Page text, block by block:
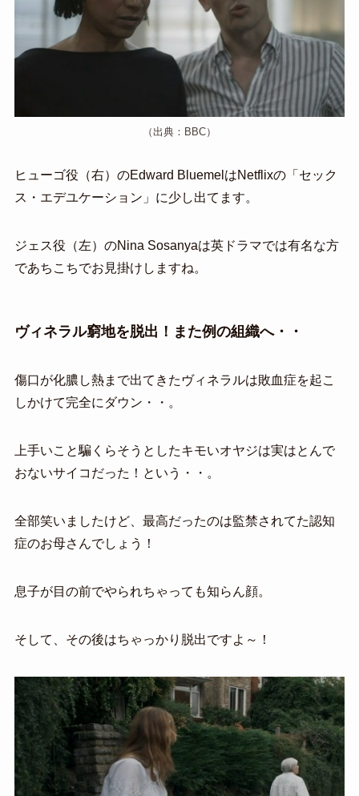
（出典：BBC）
ヒューゴ役（右）のEdward BluemelはNetflixの「セック
ス・エデユケーション」に少し出てます。
ジェス役（左）のNina Sosanyaは英ドラマでは有名な方
であちこちでお見掛けしますね。
ヴィネラル窮地を脱出！また例の組織へ・・
傷口が化膿し熱まで出てきたヴィネラルは敗血症を起こ
しかけて完全にダウン・・。
上手いこと騙くらそうとしたキモいオヤジは実はとんで
おないサイコだった！という・・。
全部笑いましたけど、最高だったのは監禁されてた認知
症のお母さんでしょう！
息子が目の前でやられちゃっても知らん顔。
そして、その後はちゃっかり脱出ですよ～！